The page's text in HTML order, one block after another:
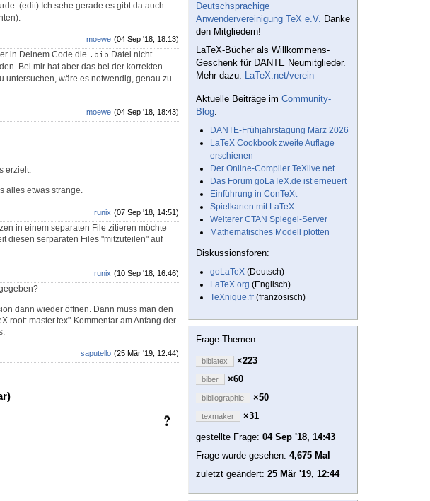
(edit) Ich sehe gerade es gibt da auch
(04 Sep '18, 18:13)
moewe
in Deinem Code die .bib Datei nicht
Bei mir hat aber das bei der korrekten
untersuchen, wäre es notwendig, genau zu
(04 Sep '18, 18:43)
moewe
erzielt.
alles etwas strange.
(07 Sep '18, 14:51)
runix
in einem separaten File zitieren möchte
diesen serparaten Files "mitzuteilen" auf
(10 Sep '18, 16:46)
runix
dann wieder öffnen. Dann muss man den
root: master.tex"-Kommentar am Anfang der
(25 Mär '19, 12:44)
saputello
Deutschsprachige
Anwendervereinigung TeX e.V. Danke
den Mitgliedern!
LaTeX-Bücher als Willkommens-
Geschenk für DANTE Neumitglieder.
Mehr dazu: LaTeX.net/verein
Aktuelle Beiträge im Community-
Blog:
DANTE-Frühjahrstagung März 2026
LaTeX Cookbook zweite Auflage
erschienen
Der Online-Compiler TeXlive.net
Das Forum goLaTeX.de ist erneuert
Einführung in ConTeXt
Spielkarten mit LaTeX
Weiterer CTAN Spiegel-Server
Mathematisches Modell plotten
Diskussionsforen:
goLaTeX (Deutsch)
LaTeX.org (Englisch)
TeXnique.fr (französisch)
Frage-Themen:
biblatex ×223
biber ×60
bibliographie ×50
texmaker
×31
gestellte Frage: 04 Sep '18, 14:43
Frage wurde gesehen: 4,675 Mal
zuletzt geändert: 25 Mär '19, 12:44